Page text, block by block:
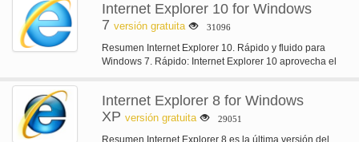
Internet Explorer 10 for Windows
7 versión gratuita 31096
Resumen Internet Explorer 10. Rápido y fluido para
Windows 7. Rápido: Internet Explorer 10 aprovecha el
Internet Explorer 8 for Windows
XP versión gratuita 29051